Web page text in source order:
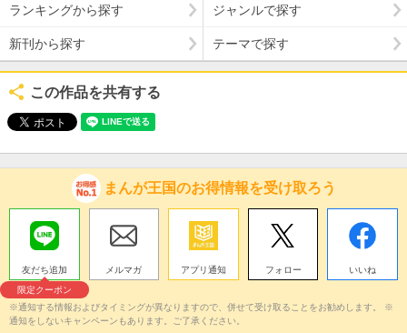
ランキングから探す ジャンルで探す
新刊から探す テーマで探す
この作品を共有する
まんが王国のお得情報を受け取ろう
友だち追加
限定クーポン
メルマガ アプリ通知 フォロー いいね
※通知する情報およびタイミングが異なりますので、併せて受け取ることをお勧めします。 ※
通知をしないキャンペーンもあります。ご了承ください。